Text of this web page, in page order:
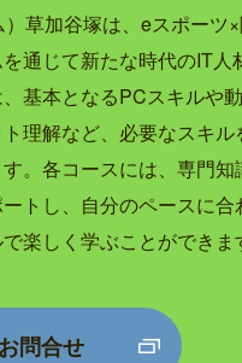
草加谷塚は、eスポーツ
通じて新たな時代のIT人
基本となるPCスキルや
理解など、必要なスキル
。各コースには、専門知
トし、自分のペースに合
楽しく学ぶことができま
問合せ